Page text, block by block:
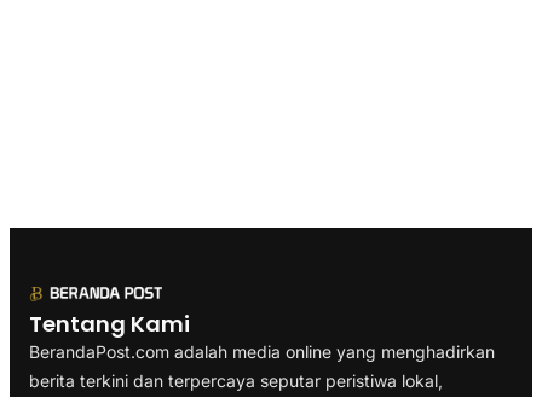
Tentang Kami
BerandaPost.com adalah media online yang menghadirkan
berita terkini dan terpercaya seputar peristiwa lokal,